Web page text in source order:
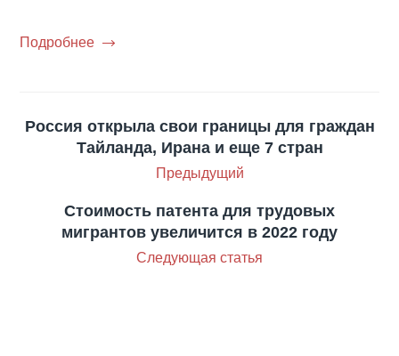
Подробнее
Россия открыла свои границы для граждан
Тайланда, Ирана и еще 7 стран
Предыдущий
Стоимость патента для трудовых
мигрантов увеличится в 2022 году
Следующая статья